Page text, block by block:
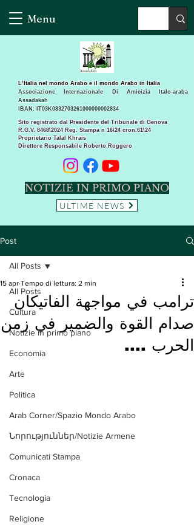
Menu
Sito registrato dal Presidente del Tribunale di Genova
R.G.V. 8468\2024 Reg. Stampa n 16\24 cron.61\24 ​
Proprietario Talal Khrais
Direttore Responsabile Roberto Roggero
L’Italia nel mondo Arabo e il mondo Arabo in Italia
Associazione Internazionale Di Amicizia Italo-araba
Assadakah
IBAN: IT03K0832703261000000002834
NOTIZIE IN PRIMO PIANO
ULTIME NEWS
Post
All Posts
Cultura
Notizie in primo piano
Economia
Arte
Politica
Arab Corner/Spazio Mondo Arabo
Նորություններ/Notizie Armene
Comunicati Stampa
Cronaca
Tecnologia
Religione
All Posts
ترامب في مواجهة الفاتيكان
صدام القوة والضمير في زمن
الحرب ....
15 apr Tempo di lettura: 2 min